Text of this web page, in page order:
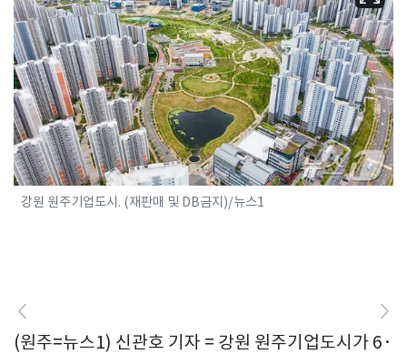
강원 원주기업도시. (재판매 및 DB금지)/뉴스1
(원주=뉴스1) 신관호 기자 = 강원 원주기업도시가 6·